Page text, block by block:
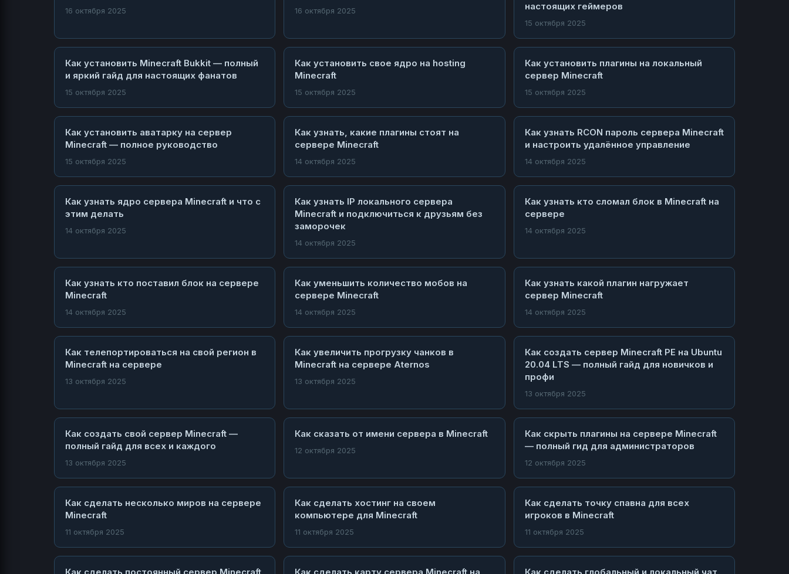
16 октября 2025 16 октября 2025
настоящих геймеров
15 октября 2025
Как установить Minecraft Bukkit — полный
и яркий гайд для настоящих фанатов
15 октября 2025
Как установить свое ядро на hosting
Minecraft
15 октября 2025
Как установить плагины на локальный
сервер Minecraft
15 октября 2025
Как установить аватарку на сервер
Minecraft — полное руководство
15 октября 2025
Как узнать, какие плагины стоят на
сервере Minecraft
14 октября 2025
Как узнать RCON пароль сервера Minecraft
и настроить удалённое управление
14 октября 2025
Как узнать ядро сервера Minecraft и что с
этим делать
14 октября 2025
Как узнать IP локального сервера
Minecraft и подключиться к друзьям без
заморочек
14 октября 2025
Как узнать кто сломал блок в Minecraft на
сервере
14 октября 2025
Как узнать кто поставил блок на сервере
Minecraft
14 октября 2025
Как уменьшить количество мобов на
сервере Minecraft
14 октября 2025
Как узнать какой плагин нагружает
сервер Minecraft
14 октября 2025
Как телепортироваться на свой регион в
Minecraft на сервере
13 октября 2025
Как увеличить прогрузку чанков в
Minecraft на сервере Aternos
13 октября 2025
Как создать сервер Minecraft PE на Ubuntu
20.04 LTS — полный гайд для новичков и
профи
13 октября 2025
Как создать свой сервер Minecraft —
полный гайд для всех и каждого
13 октября 2025
Как сказать от имени сервера в Minecraft
12 октября 2025
Как скрыть плагины на сервере Minecraft
— полный гид для администраторов
12 октября 2025
Как сделать несколько миров на сервере
Minecraft
11 октября 2025
Как сделать хостинг на своем
компьютере для Minecraft
11 октября 2025
Как сделать точку спавна для всех
игроков в Minecraft
11 октября 2025